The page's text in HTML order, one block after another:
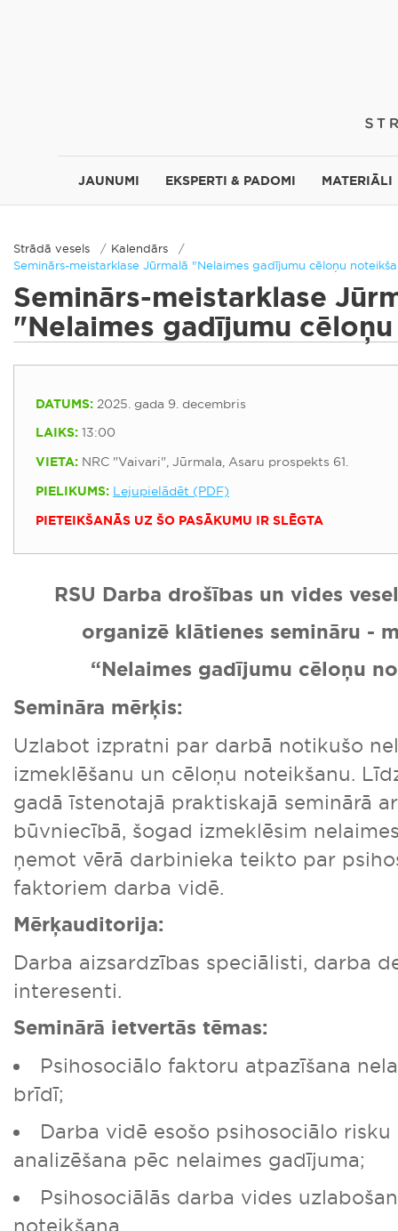
JAUNUMI EKSPERTI & PADOMI MATERIĀLI
Strādā vesels
Kalendārs
Seminārs-meistarklase Jūrmalā "Nelaimes gadījumu cēloņu
Seminārs-meistarklase
"Nelaimes gadījumu
DATUMS: 2025. gada 9. decembris
LAIKS: 13:00
VIETA: NRC "Vaivari", Jūrmala, Asaru prospekts 61.
PIELIKUMS: Lejupielādēt (PDF)
PIETEIKŠANĀS UZ ŠO PASĀKUMU IR SLĒGTA
RSU Darba drošības un vides
organizē klātienes semināru -
“Nelaimes gadījumu cēloņu
Semināra mērķis:
Uzlabot izpratni par darbā notikušo
izmeklēšanu un cēloņu noteikšanu.
gadā īstenotajā praktiskajā seminārā
būvniecībā, šogad izmeklēsim
ņemot vērā darbinieka teikto par
faktoriem darba vidē.
Mērķauditorija:
Darba aizsardzības speciālisti, darba
interesenti.
Seminārā ietvertās tēmas:
Psihosociālo faktoru atpazīšana
brīdī;
Darba vidē esošo psihosociālo
analizēšana pēc nelaimes gadījuma;
Psihosociālās darba vides
noteikšana.